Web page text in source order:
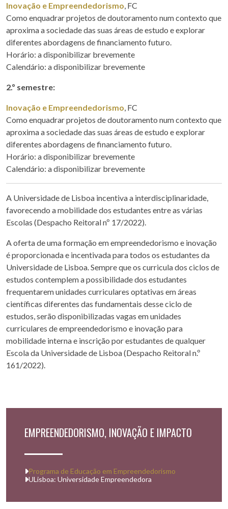
Inovação e Empreendedorismo, FC
Como enquadrar projetos de doutoramento num contexto que
aproxima a sociedade das suas áreas de estudo e explorar
diferentes abordagens de financiamento futuro.
Horário: a disponibilizar brevemente
Calendário: a disponibilizar brevemente
2.º semestre:
Inovação e Empreendedorismo, FC
Como enquadrar projetos de doutoramento num contexto que
aproxima a sociedade das suas áreas de estudo e explorar
diferentes abordagens de financiamento futuro.
Horário: a disponibilizar brevemente
Calendário: a disponibilizar brevemente
A Universidade de Lisboa incentiva a interdisciplinaridade,
favorecendo a mobilidade dos estudantes entre as várias
Escolas (Despacho Reitoral nº 17/2022).
A oferta de uma formação em empreendedorismo e inovação
é proporcionada e incentivada para todos os estudantes da
Universidade de Lisboa. Sempre que os curricula dos ciclos de
estudos contemplem a possibilidade dos estudantes
frequentarem unidades curriculares optativas em áreas
científicas diferentes das fundamentais desse ciclo de
estudos, serão disponibilizadas vagas em unidades
curriculares de empreendedorismo e inovação para
mobilidade interna e inscrição por estudantes de qualquer
Escola da Universidade de Lisboa (Despacho Reitoral n.º
161/2022).
EMPREENDEDORISMO, INOVAÇÃO E IMPACTO
Programa de Educação em Empreendedorismo
ULisboa: Universidade Empreendedora